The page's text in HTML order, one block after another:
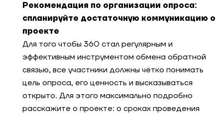
Рекомендация по организации опроса:
спланируйте достаточную коммуникацию о
проекте
Для того чтобы 360 стал регулярным и
эффективным инструментом обмена обратной
связью, все участники должны чётко понимать
цель опроса, его ценность и высказываться
открыто. Для этого максимально подробно
расскажите о проекте: о сроках проведения